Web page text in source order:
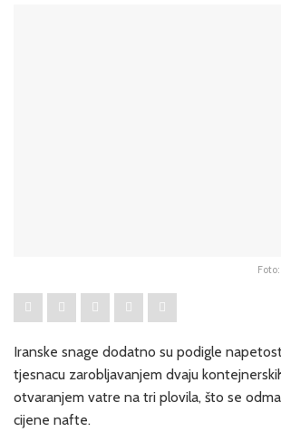
Iranske snage dodatno su podigle
tjesnacu zarobljavanjem dvaju
otvaranjem vatre na tri plovila, što se
cijene nafte.